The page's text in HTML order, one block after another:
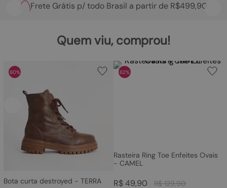
Frete Grátis p/ todo Brasil a partir de R$499,90
Quem viu, comprou!
60%
Bota curta destroyed - TERRA
62%
Rasteira Ring Toe Enfeites Ovais
- CAMEL
R$ 129,90
R$49,90